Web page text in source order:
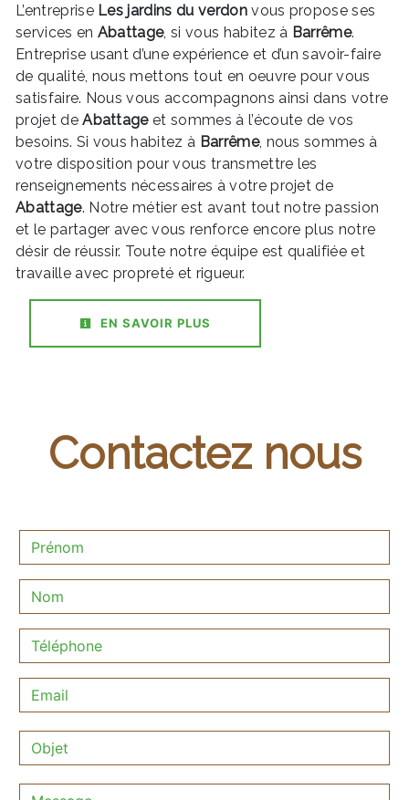
L’entreprise Les jardins du verdonvous propose ses
services en Abattage, si vous habitez à Barrême.
Entreprise usant d’une expérience et d’un savoir-faire
de qualité, nous mettons tout en oeuvre pour vous
satisfaire. Nous vous accompagnons ainsi dans votre
projet deAbattageet sommes à l’écoute de vos
besoins. Si vous habitez à Barrême, nous sommes à
votre disposition pour vous transmettre les
renseignements nécessaires à votre projet de
Abattage. Notre métier est avant tout notre passion
et le partager avec vous renforce encore plus notre
désir de réussir. Toute notre équipe est qualifiée et
travaille avec propreté et rigueur.
EN SAVOIR PLUS
Contactez nous